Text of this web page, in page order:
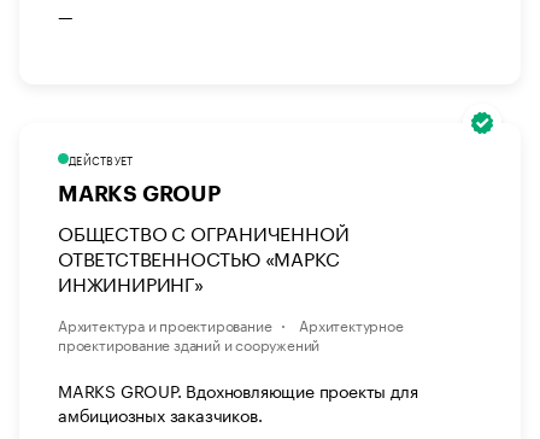
—
ДЕЙСТВУЕТ
MARKS GROUP
ОБЩЕСТВО С ОГРАНИЧЕННОЙ
ОТВЕТСТВЕННОСТЬЮ «МАРКС
ИНЖИНИРИНГ»
Архитектура и проектирование
Архитектурное
проектирование зданий и сооружений
MARKS GROUP. Вдохновляющие проекты для
амбициозных заказчиков.